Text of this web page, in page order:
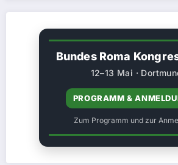
Bundes Roma
12–13 Mai ·
PROGRAMM &
Zum Programm und zur